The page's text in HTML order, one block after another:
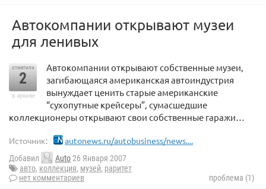
Автокомпании открывают музеи
для ленивых
отметили
2
в архиве
Автокомпании открывают собственные музеи,
загибающаяся американская автоиндустрия
вынуждает ценить старые американские
“сухопутные крейсеры”, сумасшедшие
коллекционеры открывают свои собственные гаражи…
Источник: autonews.ru/autobusiness/news....
Добавил Auto26 Января 2007
авто, коллекция, музей, раритет
нет комментариев
проблема (1)